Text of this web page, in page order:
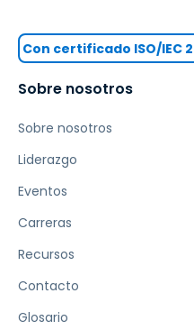
Sobre nosotros
Sobre nosotros
Liderazgo
Eventos
Carreras
Recursos
Contacto
Glosario
Con certificado ISO/IEC